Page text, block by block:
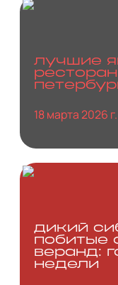
лучшие
18 марта 2026 г.
дикий
побитые
веранд:
недели